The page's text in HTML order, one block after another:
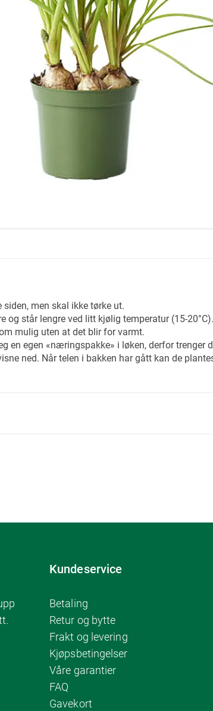
men skal ikke tørke ut.
og står lengre ved litt kjølig temperatur (15-20°C).
mulig uten at det blir for varmt.
en egen «næringspakke» i løken, derfor trenger
ned. Når telen i bakken har gått kan de
Kundeservice
Betaling
Retur og bytte
Frakt og levering
Kjøpsbetingelser
Våre garantier
FAQ
Gavekort